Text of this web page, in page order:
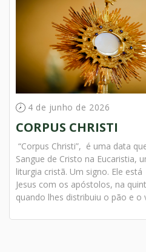
4 de junho de 2026
CORPUS CHRISTI
“Corpus Christi”, é uma data
Sangue de Cristo na Eucaristia,
liturgia cristã. Um signo. Ele
Jesus com os apóstolos, na
quando lhes distribuiu o pão e o